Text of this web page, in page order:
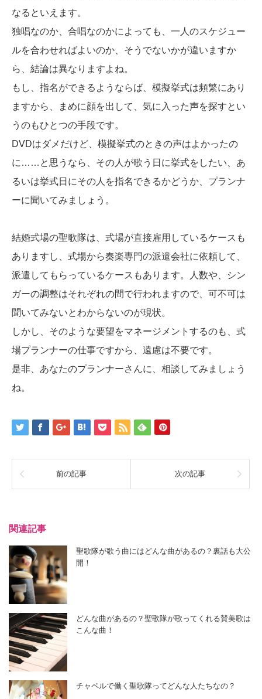
なるといえます。
独唱なのか、合唱なのかによっても、一人のスケジュー
ルを合わせればよいのか、そうでないかが違いますか
ら、結論は異なりますよね。
もし、指名ができるようならば、模擬挙式は頻繁にあり
ますから、まめに顔を出して、気に入った声を探すとい
うのもひとつの手段です。
DVDはダメだけど、模擬挙式のときの声はよかったの
に……と思うなら、その人が歌う日に挙式をしたい、あ
るいは挙式日にその人を指名できるかどうか、プランナ
ーに聞いてみましょう。
結婚式場の聖歌隊は、式場が直接雇用しているケースも
ありますし、式場から奏楽専門の派遣会社に依頼して、
派遣してもらっているケースもあります。人数や、シン
ガーの調整はそれぞれの間で行われますので、可不可は
聞いてみないとわからないのが現状。
しかし、そのような要望をマネージメントするのも、式
場プランナーの仕事ですから、遠慮は不要です。
是非、あなたのプランナーさんに、相談してみましょう
ね。
前の記事 次の記事
関連記事
聖歌隊が歌う曲にはどんな曲があるの？裏話も大公
開！
どんな曲があるの？聖歌隊が歌ってくれる賛美歌は
こんな曲！
チャペルで働く聖歌隊ってどんな人たちなの？